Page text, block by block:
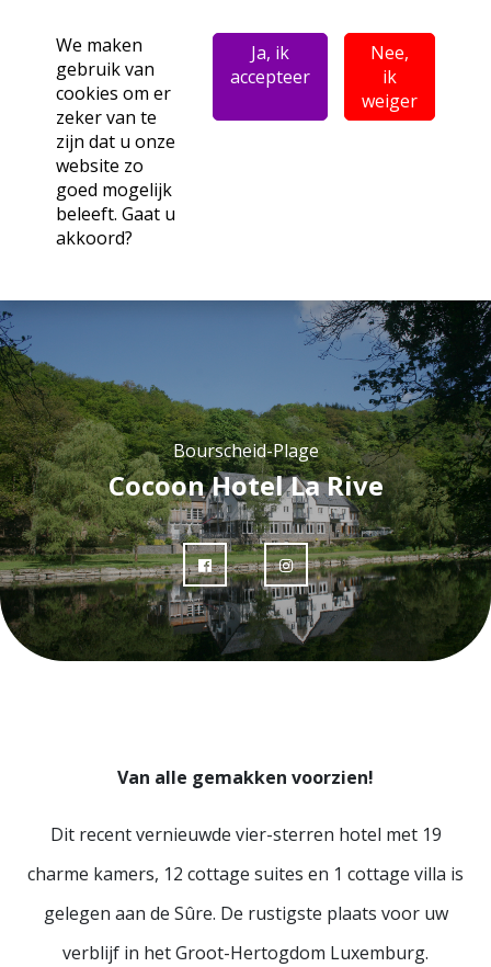
We maken
gebruik van
cookies om er
zeker van te
zijn dat u onze
website zo
goed mogelijk
beleeft. Gaat u
akkoord?
Ja, ik
accepteer
Nee,
ik
weiger
Bourscheid-Plage
Cocoon Hotel La Rive
Van alle gemakken voorzien!
Dit recent vernieuwde vier-sterren hotel met 19
charme kamers, 12 cottage suites en 1 cottage villa is
gelegen aan de Sûre. De rustigste plaats voor uw
verblijf in het Groot-Hertogdom Luxemburg.